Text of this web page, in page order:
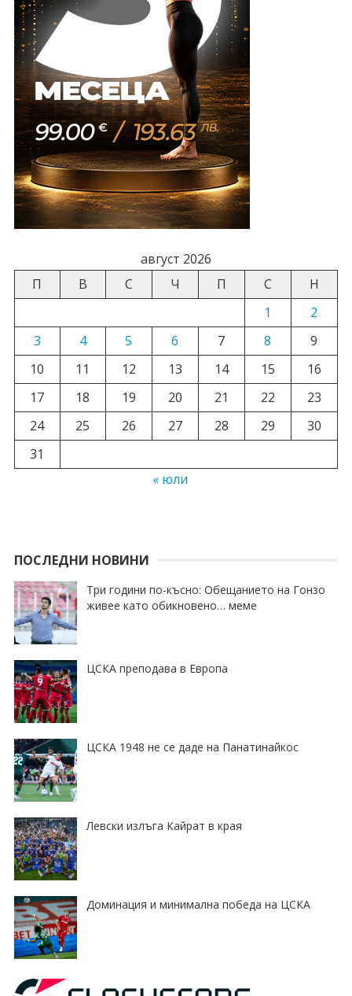
август 2026
П
В С Ч П С
Н
1
2
3
4 5 6 7 8
9
10
11 12 13 14 15
16
17
18 19 20 21 22
23
24
25 26 27 28 29
30
31
« юли
ПОСЛЕДНИ НОВИНИ
Три години по-късно: Обещанието на Гонзо
живее като обикновено… меме
ЦСКА преподава в Европа
ЦСКА 1948 не се даде на Панатинайкос
Левски излъга Кайрат в края
Доминация и минимална победа на ЦСКА